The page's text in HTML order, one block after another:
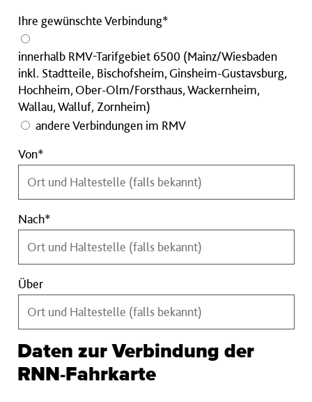
Sie
bitte
die
Chipkartennummer
ein:
Ihre gewünschte Verbindung*
innerhalb RMV-Tarifgebiet 6500 (Mainz/Wiesbaden
inkl. Stadtteile, Bischofsheim, Ginsheim-Gustavsburg,
Hochheim, Ober-Olm/Forsthaus, Wackernheim,
Wallau, Walluf, Zornheim)
andere Verbindungen im RMV
Von*
Pflichtfeld
Nach*
Pflichtfeld
ÜberÜber
Daten zur Verbindung der
RNN-Fahrkarte